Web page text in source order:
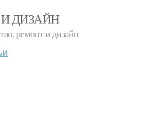
ДИЗАЙН
ремонт и дизайн